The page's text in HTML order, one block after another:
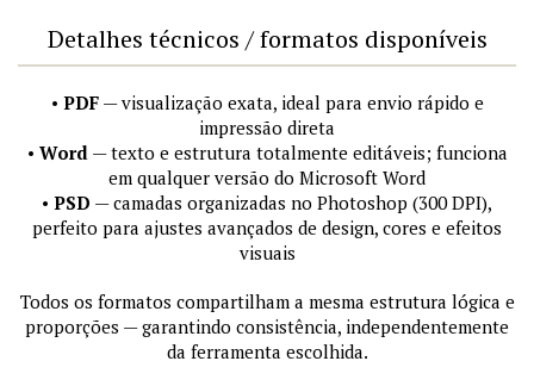
Detalhes técnicos / formatos disponíveis
• PDF— visualização exata, ideal para envio rápido e
impressão direta
• Word — texto e estrutura totalmente editáveis; funciona
em qualquer versão do Microsoft Word
• PSD — camadas organizadas no Photoshop (300 DPI),
perfeito para ajustes avançados de design, cores e efeitos
visuais
Todos os formatos compartilham a mesma estrutura lógica e
proporções — garantindo consistência, independentemente
da ferramenta escolhida.